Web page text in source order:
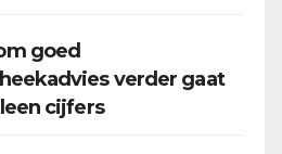
goed
verder gaat
cijfers